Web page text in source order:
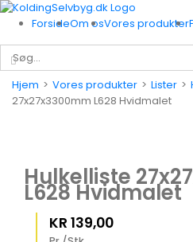
Skip
ForsideOm osVores produkter
Søg
efter:
Hjem > Vores produkter > Lister >
27x27x3300mm L628 Hvidmalet
Hulkelliste
L628 Hvidmalet
KR 139,00